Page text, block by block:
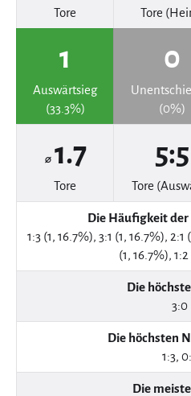
Tore Tore
1
Auswärtsieg
(33.3%)
0
(0%)
⌀ 1.7
Tore
5:5
Tore
Die Häufigkeit der
1:3 (1, 16.7%), 3:1 (1, 16.7%),
(1, 16.7%),
Die
3:0
Die höchsten
1:3,
Die